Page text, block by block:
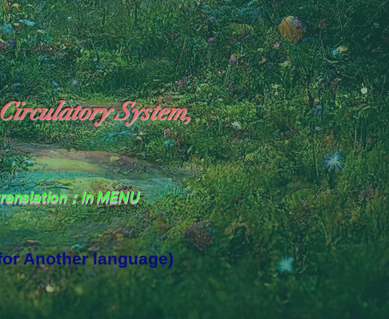
System,
：In MENU
Another language)